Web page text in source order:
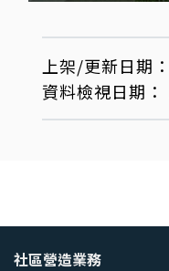
上架/更新日期：
資料檢視日期：
社區營造業務